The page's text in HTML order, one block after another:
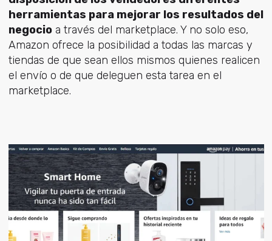
herramientas para mejorar los resultados del
negocioa través del marketplace. Y no solo eso,
Amazon ofrece la posibilidad a todas las marcas y
tiendas de que sean ellos mismos quienes realicen
el envío o de que deleguen esta tarea en el
marketplace.